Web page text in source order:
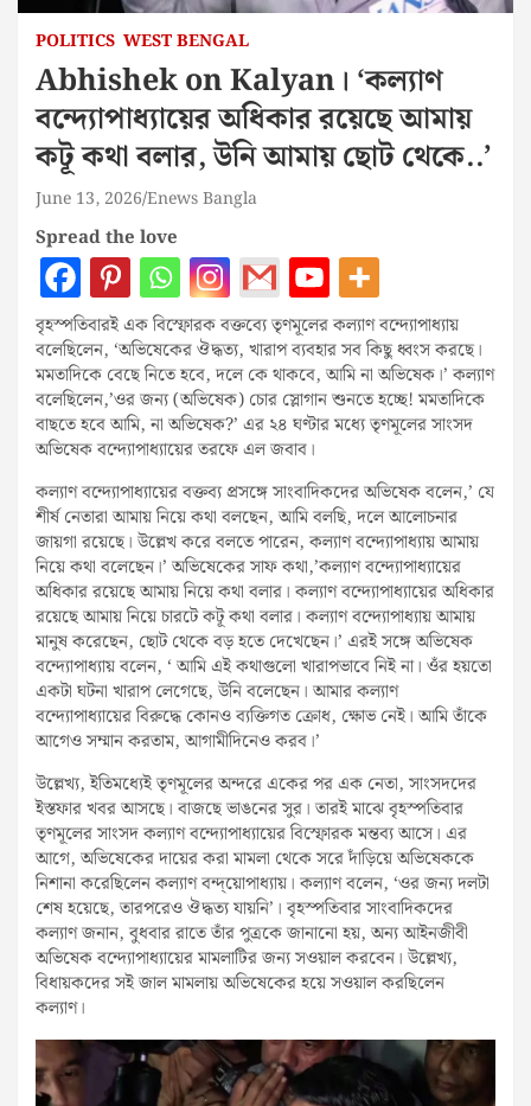
POLITICS WEST BENGAL
Abhishek on Kalyan। ‘কল্যাণ
বন্দ্যোপাধ্যায়ের অধিকার রয়েছে আমায়
কটূ কথা বলার, উনি আমায় ছোট থেকে..’
June 13, 2026 Enews Bangla
Spread the love
বৃহস্পতিবারই এক বিস্ফোরক বক্তব্যে তৃণমূলের কল্যাণ বন্দ্যোপাধ্যায়
বলেছিলেন, ‘অভিষেকের ঔদ্ধত্য, খারাপ ব্যবহার সব কিছু ধ্বংস করছে।
মমতাদিকে বেছে নিতে হবে, দলে কে থাকবে, আমি না অভিষেক।’ কল্যাণ
বলেছিলেন,’ওর জন্য (অভিষেক) চোর স্লোগান শুনতে হচ্ছে! মমতাদিকে
বাছতে হবে আমি, না অভিষেক?’ এর ২৪ ঘণ্টার মধ্যে তৃণমূলের সাংসদ
অভিষেক বন্দ্যোপাধ্যায়ের তরফে এল জবাব।
কল্যাণ বন্দ্যোপাধ্যায়ের বক্তব্য প্রসঙ্গে সাংবাদিকদের অভিষেক বলেন,’ যে
শীর্ষ নেতারা আমায় নিয়ে কথা বলছেন, আমি বলছি, দলে আলোচনার
জায়গা রয়েছে। উল্লেখ করে বলতে পারেন, কল্যাণ বন্দ্যোপাধ্যায় আমায়
নিয়ে কথা বলেছেন।’ অভিষেকের সাফ কথা,’কল্যাণ বন্দ্যোপাধ্যায়ের
অধিকার রয়েছে আমায় নিয়ে কথা বলার। কল্যাণ বন্দ্যোপাধ্যায়ের অধিকার
রয়েছে আমায় নিয়ে চারটে কটূ কথা বলার। কল্যাণ বন্দ্যোপাধ্যায় আমায়
মানুষ করেছেন, ছোট থেকে বড় হতে দেখেছেন।’ এরই সঙ্গে অভিষেক
বন্দ্যোপাধ্যায় বলেন, ‘ আমি এই কথাগুলো খারাপভাবে নিই না। ওঁর হয়তো
একটা ঘটনা খারাপ লেগেছে, উনি বলেছেন। আমার কল্যাণ
বন্দ্যোপাধ্যায়ের বিরুদ্ধে কোনও ব্যক্তিগত ক্রোধ, ক্ষোভ নেই। আমি তাঁকে
আগেও সম্মান করতাম, আগামীদিনেও করব।’
উল্লেখ্য, ইতিমধ্যেই তৃণমূলের অন্দরে একের পর এক নেতা, সাংসদদের
ইস্তফার খবর আসছে। বাজছে ভাঙনের সুর। তারই মাঝে বৃহস্পতিবার
তৃণমূলের সাংসদ কল্যাণ বন্দ্যোপাধ্যায়ের বিস্ফোরক মন্তব্য আসে। এর
আগে, অভিষেকের দায়ের করা মামলা থেকে সরে দাঁড়িয়ে অভিষেককে
নিশানা করেছিলেন কল্যাণ বন্দ্য়োপাধ্যায়। কল্যাণ বলেন, ‘ওর জন্য দলটা
শেষ হয়েছে, তারপরেও ঔদ্ধত্য যায়নি’। বৃহস্পতিবার সাংবাদিকদের
কল্যাণ জনান, বুধবার রাতে তাঁর পুত্রকে জানানো হয়, অন্য আইনজীবী
অভিষেক বন্দ্যোপাধ্যায়ের মামলাটির জন্য সওয়াল করবেন। উল্লেখ্য,
বিধায়কদের সই জাল মামলায় অভিষেকের হয়ে সওয়াল করছিলেন
কল্যাণ।